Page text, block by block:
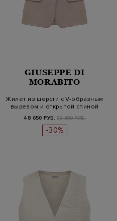
GIUSEPPE DI
MORABITO
Жилет из шерсти с V-образным
вырезом и открытой спиной
48 650 РУБ. 69 500 РУБ.
-30%